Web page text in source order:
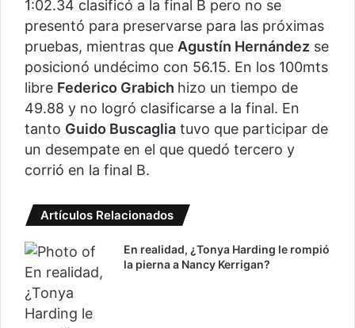
1:02.34 clasificó a la final B pero no se
presentó para preservarse para las próximas
pruebas, mientras que Agustín Hernández se
posicionó undécimo con 56.15. En los 100mts
libre Federico Grabich hizo un tiempo de
49.88 y no logró clasificarse a la final. En
tanto Guido Buscaglia tuvo que participar de
un desempate en el que quedó tercero y
corrió en la final B.
Artículos Relacionados
En realidad, ¿Tonya Harding le rompió
la pierna a Nancy Kerrigan?